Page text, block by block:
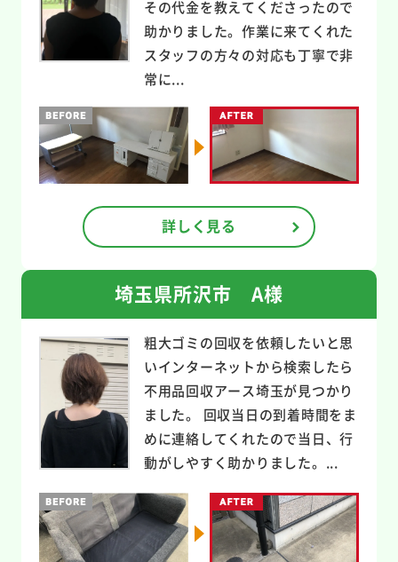
その代金を教えてくださったので
助かりました。作業に来てくれた
スタッフの方々の対応も丁寧で非
常に...
詳しく見る
埼玉県所沢市 A様
粗大ゴミの回収を依頼したいと思
いインターネットから検索したら
不用品回収アース埼玉が見つかり
ました。 回収当日の到着時間をま
めに連絡してくれたので当日、行
動がしやすく助かりました。...